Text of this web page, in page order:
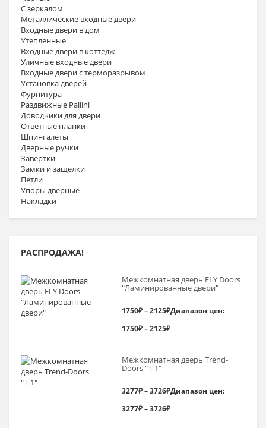
С зеркалом
Металлические входные двери
Входные двери в дом
Утепленные
Входные двери в коттедж
Уличные входные двери
Входные двери с терморазрывом
Установка дверей
Фурнитура
Раздвижные Pallini
Доводчики для двери
Ответные планки
Шпингалеты
Дверные ручки
Завертки
Замки и защелки
Петли
Упоры дверные
Накладки
РАСПРОДАЖА!
Межкомнатная дверь FLY Doors
"Ламинированные двери"
1750₽–2125₽Диапазон цен:
1750₽ – 2125₽
Межкомнатная дверь Trend-
Doоrs "Т-1"
3277₽–3726₽Диапазон цен:
3277₽ – 3726₽